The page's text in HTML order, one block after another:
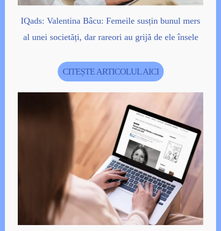
IQads: Valentina Bâcu: Femeile susțin bunul mers
al unei societăți, dar rareori au grijă de ele însele
CITEȘTE ARTICOLUL AICI